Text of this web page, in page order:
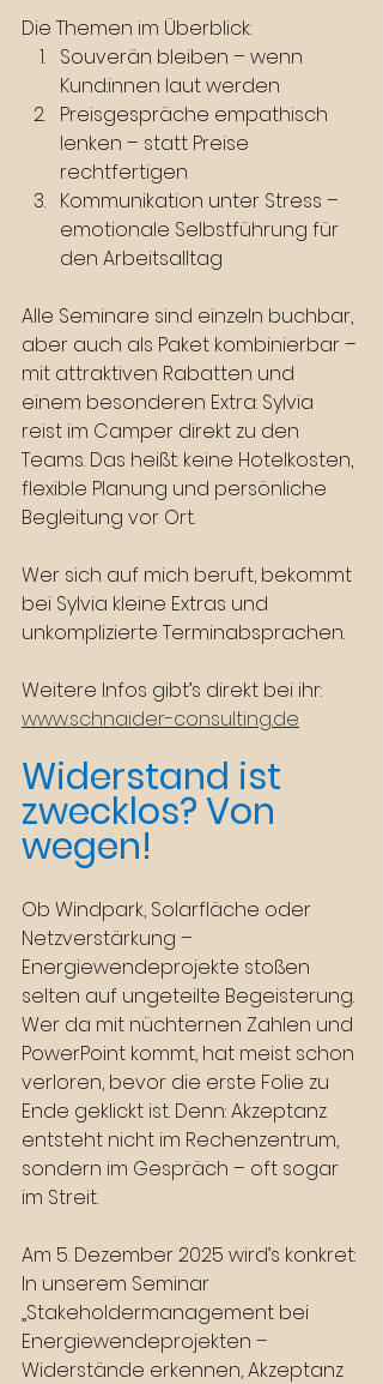
Die Themen im Überblick:
Souverän bleiben – wenn
Kund:innen laut werden
Preisgespräche empathisch
lenken – statt Preise
rechtfertigen
Kommunikation unter Stress –
emotionale Selbstführung für
den Arbeitsalltag
Alle Seminare sind einzeln buchbar,
aber auch als Paket kombinierbar –
mit attraktiven Rabatten und
einem besonderen Extra: Sylvia
reist im Camper direkt zu den
Teams. Das heißt: keine Hotelkosten,
flexible Planung und persönliche
Begleitung vor Ort.
Wer sich auf mich beruft, bekommt
bei Sylvia kleine Extras und
unkomplizierte Terminabsprachen.
Weitere Infos gibt’s direkt bei ihr:
www.schnaider-consulting.de
Widerstand ist
zwecklos? Von
wegen!
Ob Windpark, Solarfläche oder
Netzverstärkung –
Energiewendeprojekte stoßen
selten auf ungeteilte Begeisterung.
Wer da mit nüchternen Zahlen und
PowerPoint kommt, hat meist schon
verloren, bevor die erste Folie zu
Ende geklickt ist. Denn: Akzeptanz
entsteht nicht im Rechenzentrum,
sondern im Gespräch – oft sogar
im Streit.
Am 5. Dezember 2025 wird’s konkret:
In unserem Seminar
„Stakeholdermanagement bei
Energiewendeprojekten –
Widerstände erkennen, Akzeptanz